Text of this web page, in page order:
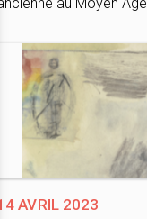
au Moyen Âge
avril 2023